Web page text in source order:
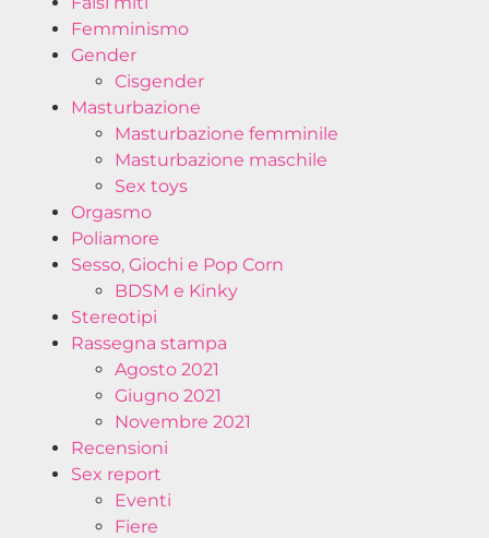
Femminismo
Gender
Cisgender
Masturbazione
Masturbazione femminile
Masturbazione maschile
Sex toys
Orgasmo
Poliamore
Sesso, Giochi e Pop Corn
BDSM e Kinky
Stereotipi
Rassegna stampa
Agosto 2021
Giugno 2021
Novembre 2021
Recensioni
Sex report
Eventi
Fiere